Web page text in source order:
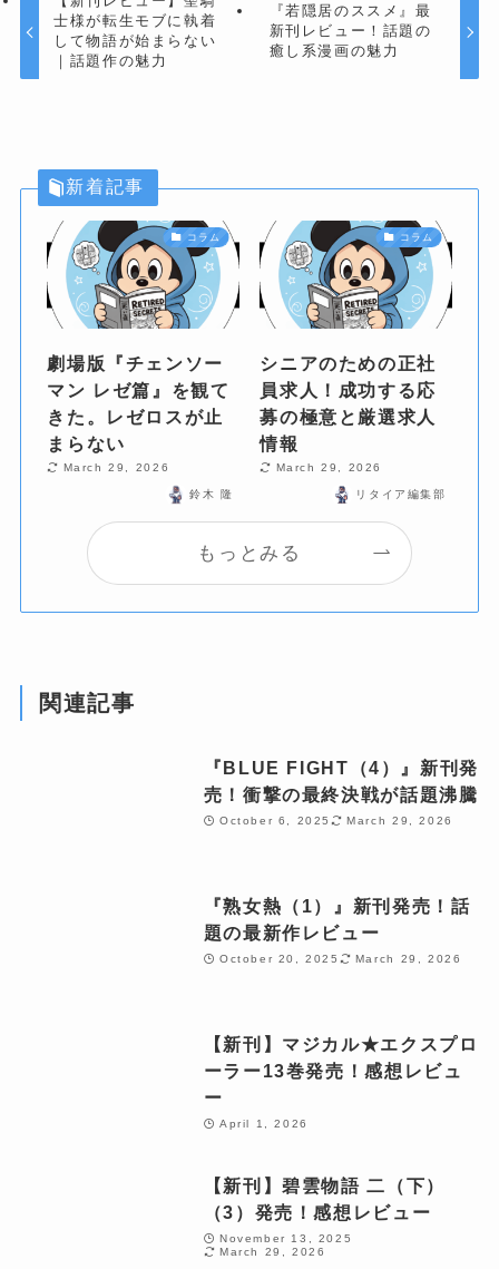
士様が転生モブに執着
して物語が始まらない
｜話題作の魅力
『若隠居のススメ』最
新刊レビュー！話題の
癒し系漫画の魅力
新着記事
コラム
劇場版『チェンソー
マン レゼ篇』を観て
きた。レゼロスが止
まらない
March 29, 2026
鈴木 隆
コラム
シニアのための正社
員求人！成功する応
募の極意と厳選求人
情報
March 29, 2026
リタイア編集部
もっとみる
関連記事
『BLUE FIGHT（4）』新刊発
売！衝撃の最終決戦が話題沸騰
October 6, 2025 March 29, 2026
『熟女熱（1）』新刊発売！話
題の最新作レビュー
October 20, 2025 March 29, 2026
【新刊】マジカル★エクスプロ
ーラー13巻発売！感想レビュ
ー
April 1, 2026
【新刊】碧雲物語 二（下）
（3）発売！感想レビュー
November 13, 2025
March 29, 2026